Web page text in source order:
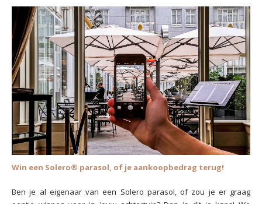
Win een Solero® parasol, of je aankoopbedrag terug!
Ben je al eigenaar van een Solero parasol, of zou je er graag